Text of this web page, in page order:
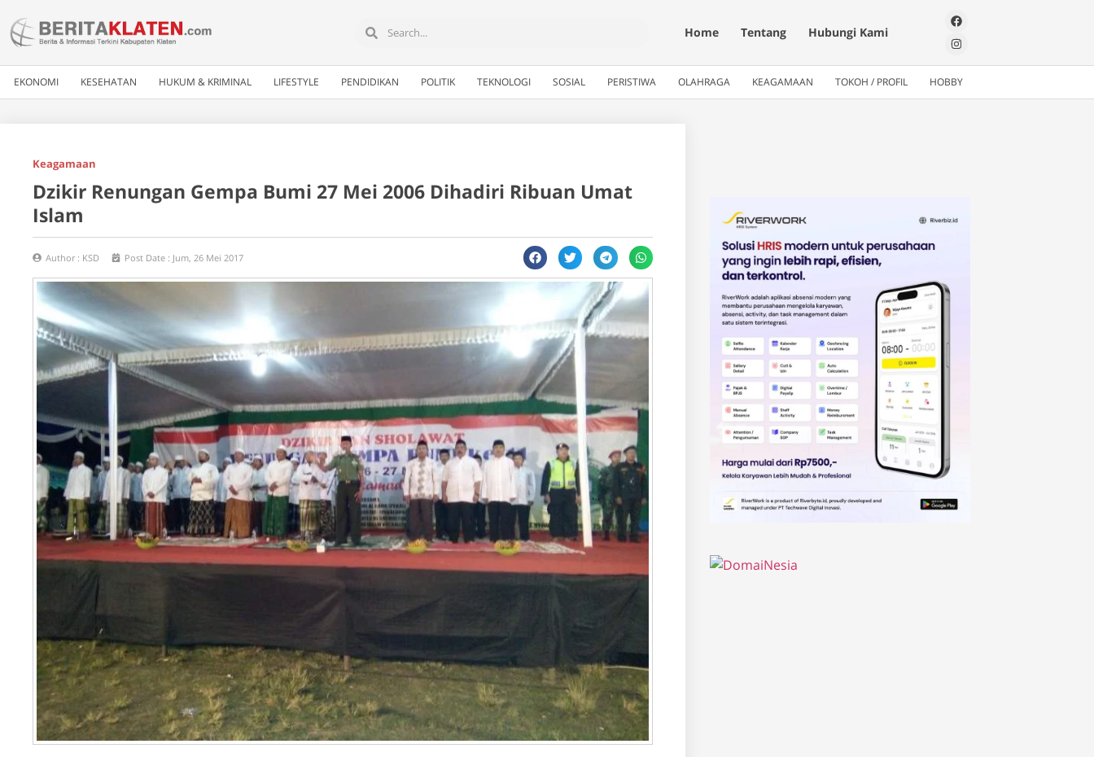
Home Tentang Hubungi Kami
EKONOMI KESEHATAN HUKUM & KRIMINAL LIFESTYLE PENDIDIKAN POLITIK TEKNOLOGI SOSIAL PERISTIWA OLAHRAGA KEAGAMAAN TOKOH / PROFIL HOBBY
Keagamaan
Dzikir Renungan Gempa Bumi 27 Mei 2006 Dihadiri Ribuan Umat
Islam
Author : KSD Post Date : Jum, 26 Mei 2017